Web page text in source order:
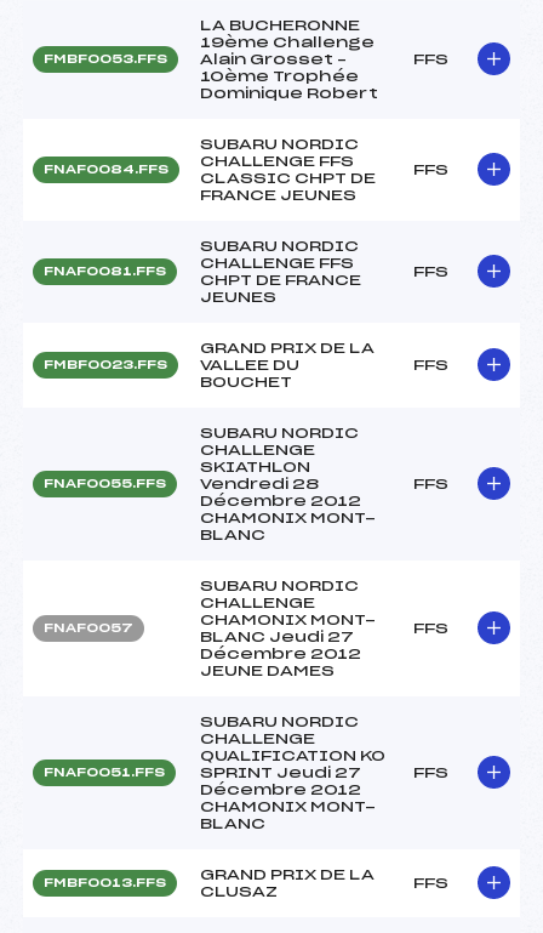
FMBF0053.FFS
LA BUCHERONNE
19ème Challenge
Alain Grosset –
10ème Trophée
Dominique Robert
FFS
FNAF0084.FFS
SUBARU NORDIC
CHALLENGE FFS
CLASSIC CHPT DE
FRANCE JEUNES
FFS
FNAF0081.FFS
SUBARU NORDIC
CHALLENGE FFS
CHPT DE FRANCE
JEUNES
FFS
FMBF0023.FFS
GRAND PRIX DE LA
VALLEE DU
BOUCHET
FFS
FNAF0055.FFS
SUBARU NORDIC
CHALLENGE
SKIATHLON
Vendredi 28
Décembre 2012
CHAMONIX MONT-
BLANC
FFS
FNAF0057
SUBARU NORDIC
CHALLENGE
CHAMONIX MONT-
BLANC Jeudi 27
Décembre 2012
JEUNE DAMES
FFS
FNAF0051.FFS
SUBARU NORDIC
CHALLENGE
QUALIFICATION KO
SPRINT Jeudi 27
Décembre 2012
CHAMONIX MONT-
BLANC
FFS
FMBF0013.FFS
GRAND PRIX DE LA
CLUSAZ
FFS